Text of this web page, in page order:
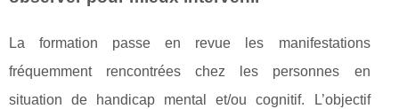
La formation passe en revue les manifestations
fréquemment rencontrées chez les personnes en
situation de handicap mental et/ou cognitif. L’objectif